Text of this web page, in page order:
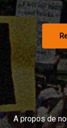
A propos de